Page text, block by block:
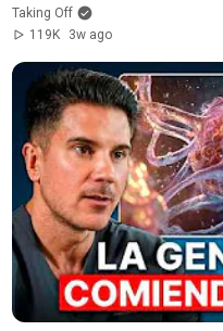
Taking Off
119K
3w ago